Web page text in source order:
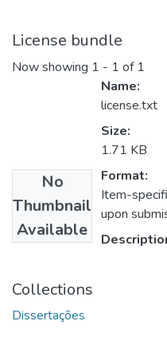
License bundle
Now showing 1 - 1 of 1
No
Thumbnail
Available
Name:
license.txt
Size:
1.71 KB
Format:
Item-
upon
Collections
Dissertações